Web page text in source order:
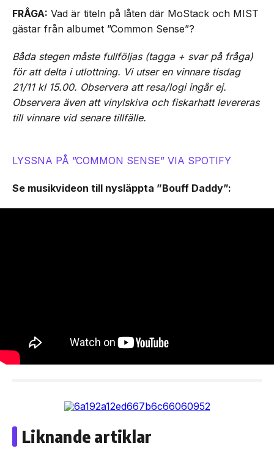
FRÅGA: Vad är titeln på låten där MoStack och MIST
gästar från albumet ”Common Sense”?
Båda stegen måste fullföljas (tagga + svar på fråga)
för att delta i utlottning. Vi utser en vinnare tisdag
21/11 kl 15.00. Observera att resa/logi ingår ej.
Observera även att vinylskiva och fiskarhatt levereras
till vinnare vid senare tillfälle.
LYSSNA PÅ ”COMMON SENSE” VIA SPOTIFY
Se musikvideon till nysläppta ”Bouff Daddy”:
Liknande artiklar